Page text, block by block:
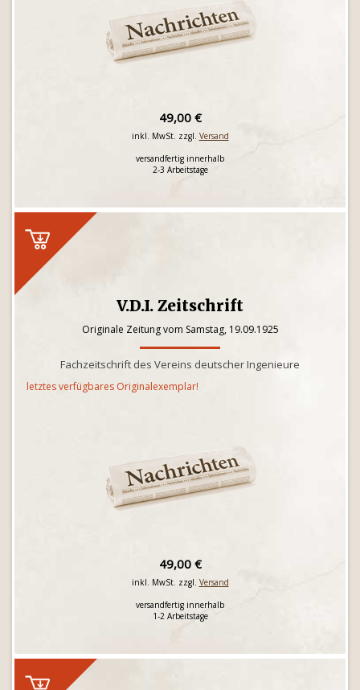
49,00 €
inkl. MwSt. zzgl. Versand
versandfertig innerhalb
2-3 Arbeitstage
V.D.I. Zeitschrift
Originale Zeitung vom Samstag, 19.09.1925
Fachzeitschrift des Vereins deutscher Ingenieure
letztes verfügbares Originalexemplar!
49,00 €
inkl. MwSt. zzgl. Versand
versandfertig innerhalb
1-2 Arbeitstage